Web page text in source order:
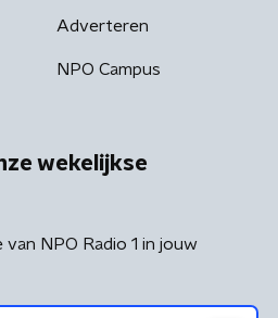
Adverteren
NPO Campus
wekelijkse
NPO Radio 1 in jouw